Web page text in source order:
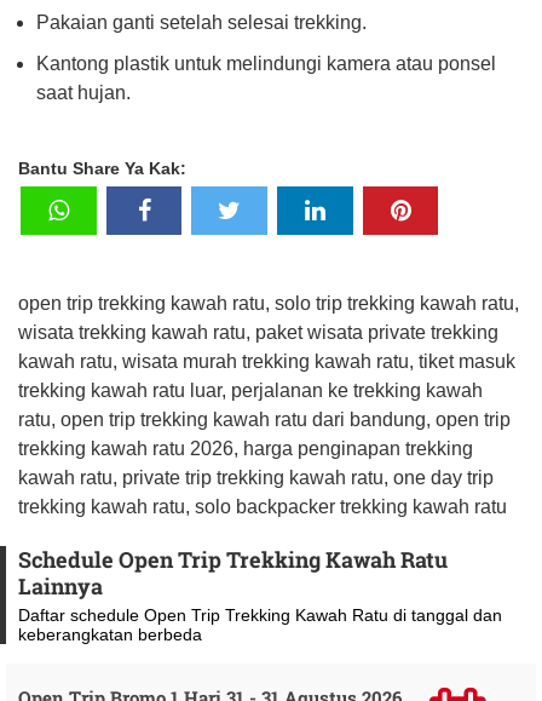
Pakaian ganti setelah selesai trekking.
Kantong plastik untuk melindungi kamera atau ponsel
saat hujan.
Bantu Share Ya Kak:
open trip trekking kawah ratu, solo trip trekking kawah ratu,
wisata trekking kawah ratu, paket wisata private trekking
kawah ratu, wisata murah trekking kawah ratu, tiket masuk
trekking kawah ratu luar, perjalanan ke trekking kawah
ratu, open trip trekking kawah ratu dari bandung, open trip
trekking kawah ratu 2026, harga penginapan trekking
kawah ratu, private trip trekking kawah ratu, one day trip
trekking kawah ratu, solo backpacker trekking kawah ratu
Schedule Open Trip Trekking Kawah Ratu
Lainnya
Daftar schedule Open Trip Trekking Kawah Ratu di tanggal dan
keberangkatan berbeda